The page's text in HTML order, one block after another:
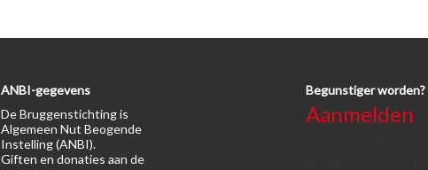
ANBI-gegevens
De Bruggenstichting is
Algemeen Nut Beogende
Instelling (ANBI).
Giften en donaties aan de
Begunstiger worden?
Aanmelden